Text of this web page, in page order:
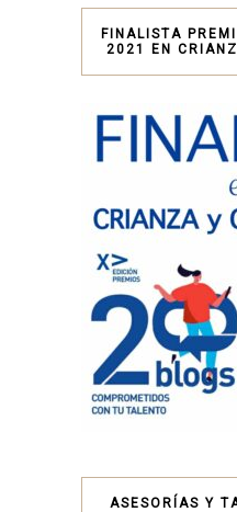
FINALISTA
2021 EN
ASESORÍAS Y